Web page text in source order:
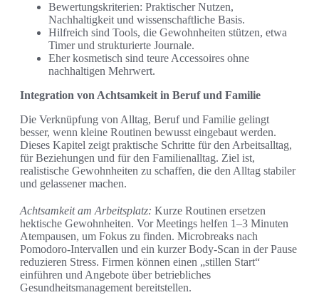
Bewertungskriterien: Praktischer Nutzen,
Nachhaltigkeit und wissenschaftliche Basis.
Hilfreich sind Tools, die Gewohnheiten stützen, etwa
Timer und strukturierte Journale.
Eher kosmetisch sind teure Accessoires ohne
nachhaltigen Mehrwert.
Integration von Achtsamkeit in Beruf und Familie
Die Verknüpfung von Alltag, Beruf und Familie gelingt
besser, wenn kleine Routinen bewusst eingebaut werden.
Dieses Kapitel zeigt praktische Schritte für den Arbeitsalltag,
für Beziehungen und für den Familienalltag. Ziel ist,
realistische Gewohnheiten zu schaffen, die den Alltag stabiler
und gelassener machen.
Achtsamkeit am Arbeitsplatz: Kurze Routinen ersetzen
hektische Gewohnheiten. Vor Meetings helfen 1–3 Minuten
Atempausen, um Fokus zu finden. Microbreaks nach
Pomodoro-Intervallen und ein kurzer Body-Scan in der Pause
reduzieren Stress. Firmen können einen „stillen Start“
einführen und Angebote über betriebliches
Gesundheitsmanagement bereitstellen.